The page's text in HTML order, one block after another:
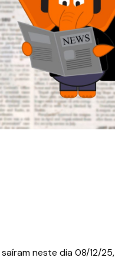
neste dia 08/12/25,